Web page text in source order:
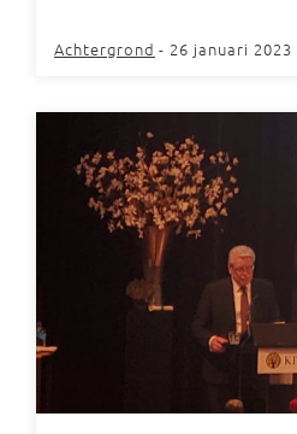
Achtergrond - 26 januari 2023